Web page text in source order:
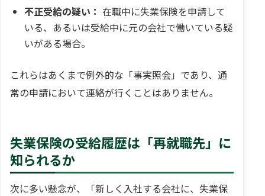
不正受給の疑い： 在職中に失業保険を申請して
いる、あるいは受給中に元の会社で働いている疑
いがある場合。
これらはあくまで例外的な「事実照会」であり、通
常の申請において連絡が行くことはありません。
失業保険の受給履歴は「再就職先」に
知られるか
次に多い懸念が、「新しく入社する会社に、失業保